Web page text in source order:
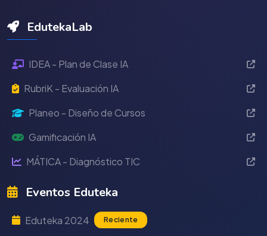
EdutekaLab
IDEA - Plan de Clase IA
RubriK - Evaluación IA
Planeo - Diseño de Cursos
Gamificación IA
MÁTICA - Diagnóstico TIC
Eventos Eduteka
Eduteka 2024 Reciente